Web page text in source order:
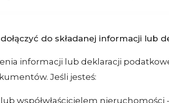
do składanej informacji lub
informacji lub deklaracji
Jeśli jesteś:
współwłaścicielem nieruchomości